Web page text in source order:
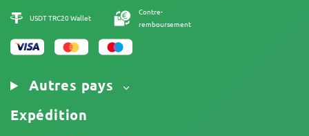
USDT TRC20 Wallet
Contre-
remboursement
Autres pays
Expédition